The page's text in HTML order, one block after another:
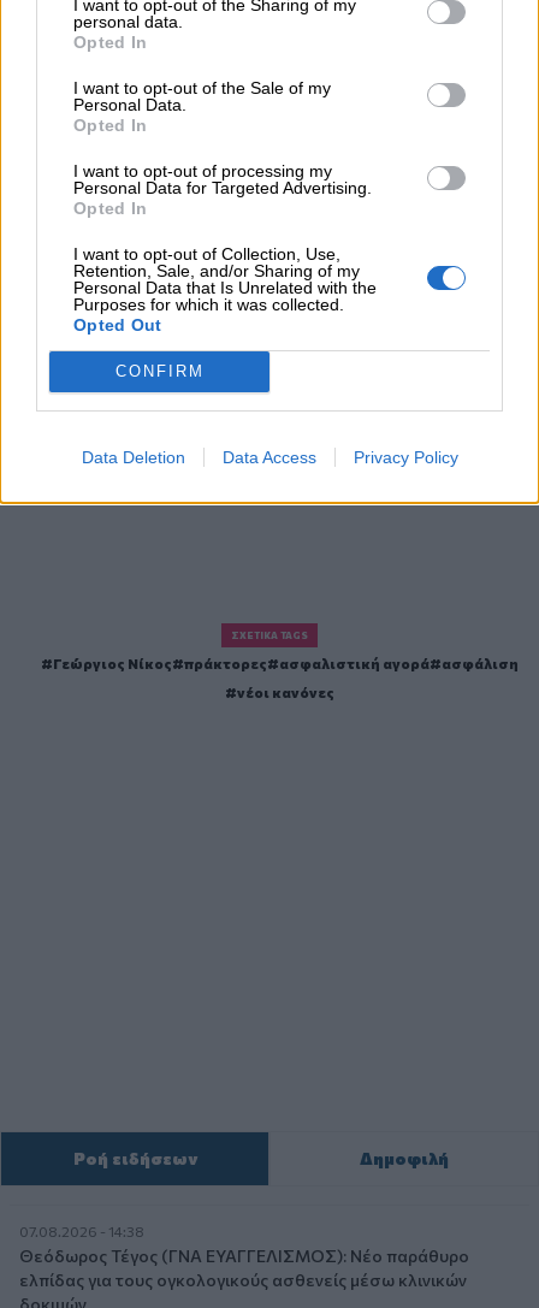
I want to opt-out of the Sharing of my
personal data.
Opted In
I want to opt-out of the Sale of my
Personal Data.
Opted In
I want to opt-out of processing my
Personal Data for Targeted Advertising.
Opted In
I want to opt-out of Collection, Use,
Retention, Sale, and/or Sharing of my
Personal Data that Is Unrelated with the
Purposes for which it was collected.
Opted Out
CONFIRM
Data Deletion Data Access Privacy Policy
Προσθέστε τοnextdeal.grως
ΣΧΕΤΙΚΆ TAGS
Γεώργιος Νίκος πράκτορες ασφαλιστική αγορά
ασφάλιση
νέοι κανόνες
Ροή ειδήσεων Δημοφιλή
07.08.2026 - 14:38
Θεόδωρος Τέγος (ΓΝΑ ΕΥΑΓΓΕΛΙΣΜΟΣ): Νέο παράθυρο
ελπίδας για τους ογκολογικούς ασθενείς μέσω κλινικών